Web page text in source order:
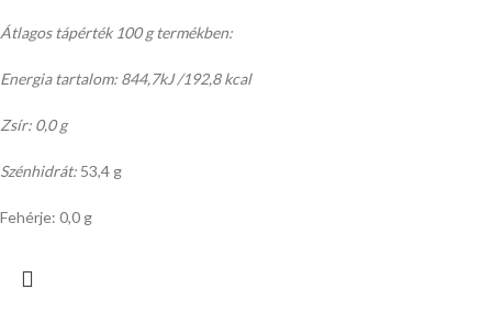
Átlagos tápérték 100 g termékben:
Energia tartalom: 844,7kJ /192,8 kcal
Zsír: 0,0 g
Szénhidrát: 53,4 g
Fehérje: 0,0 g